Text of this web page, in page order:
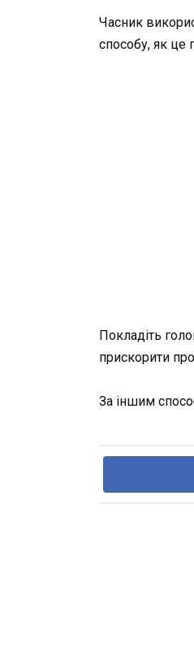
Часник
способу, як це
Покладіть
прискорити
За іншим